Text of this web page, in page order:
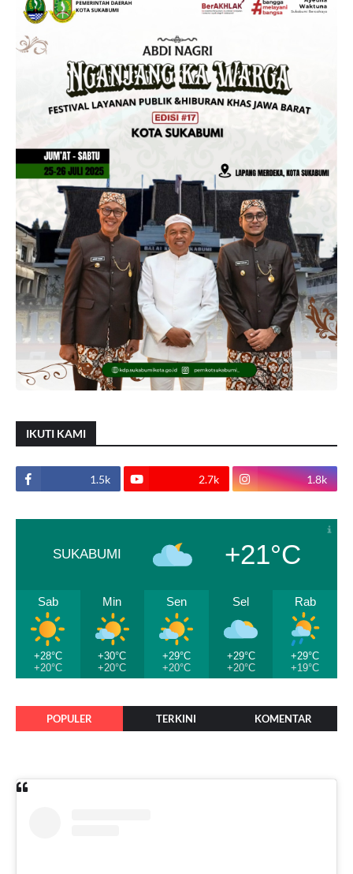
IKUTI KAMI
1.5k 2.7k 1.8k
SUKABUMI +21°C
Sab
+28°C
+20°C
Min
+30°C
+20°C
Sen
+29°C
+20°C
Sel
+29°C
+20°C
Rab
+29°C
+19°C
POPULER TERKINI KOMENTAR